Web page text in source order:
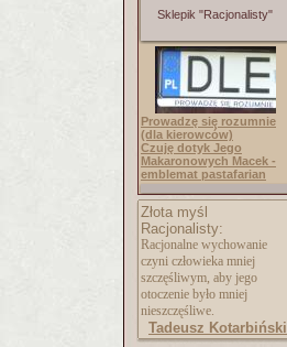
Sklepik "Racjonalisty"
Prowadzę się rozumnie
(dla kierowców)
Czuję dotyk Jego
Makaronowych Macek -
emblemat pastafarian
Złota myśl
Racjonalisty:
Racjonalne wychowanie
czyni człowieka mniej
szczęśliwym, aby jego
otoczenie było mniej
nieszczęśliwe.
Tadeusz Kotarbiński